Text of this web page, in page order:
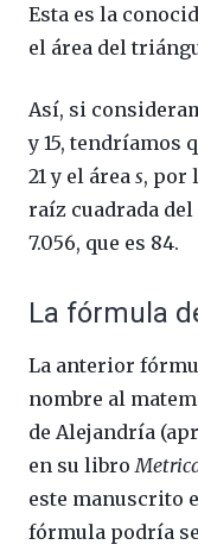
Esta es la
el área del
Así, si
y 15, tendríamos
21 y el área s, por
raíz cuadrada del
7.056, que es 84.
La fórmula
La anterior
nombre al
de Alejandría
en su libro
este manuscrito
fórmula podría